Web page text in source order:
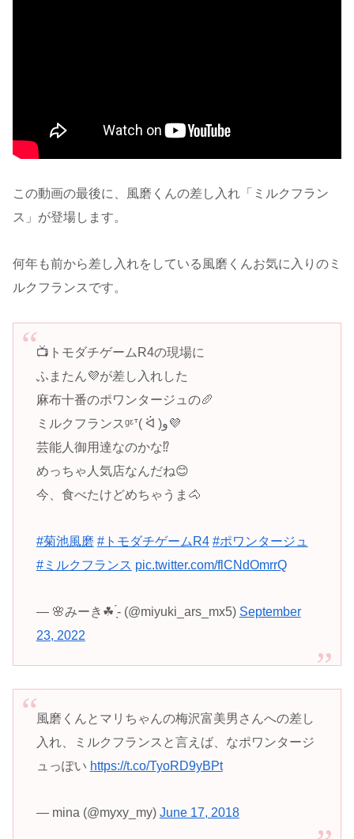
この動画の最後に、風磨くんの差し入れ「ミルクフラン
ス」が登場します。
何年も前から差し入れをしている風磨くんお気に入りのミ
ルクフランスです。
📺トモダチゲームR4の現場に
ふまたん💜が差し入れした
麻布十番のポワンタージュの🥖
ミルクフランスᵍᵋᐪ( ᐛ )و💜
芸能人御用達なのかな⁉️
めっちゃ人気店なんだね😊
今、食べたけどめちゃうま🐴
#菊池風磨 #トモダチゲームR4 #ポワンタージュ
#ミルクフランス pic.twitter.com/flCNdOmrrQ
— 🌸みーき☘ ̖́- (@miyuki_ars_mx5) September
23, 2022
風磨くんとマリちゃんの梅沢富美男さんへの差し
入れ、ミルクフランスと言えば、なポワンタージ
ュっぽい https://t.co/TyoRD9yBPt
— mina (@myxy_my) June 17, 2018